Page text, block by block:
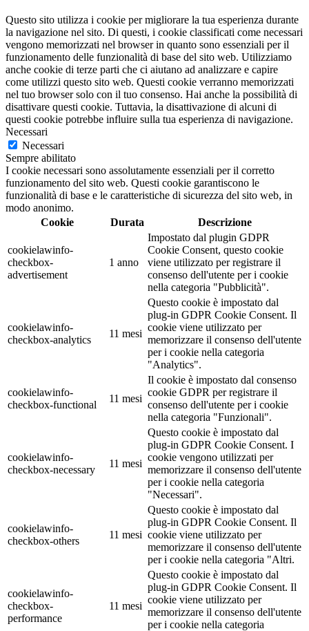
Questo sito utilizza i cookie per migliorare la tua esperienza durante
la navigazione nel sito. Di questi, i cookie classificati come necessari
vengono memorizzati nel browser in quanto sono essenziali per il
funzionamento delle funzionalità di base del sito web. Utilizziamo
anche cookie di terze parti che ci aiutano ad analizzare e capire
come utilizzi questo sito web. Questi cookie verranno memorizzati
nel tuo browser solo con il tuo consenso. Hai anche la possibilità di
disattivare questi cookie. Tuttavia, la disattivazione di alcuni di
questi cookie potrebbe influire sulla tua esperienza di navigazione.
Necessari
Necessari
Sempre abilitato
I cookie necessari sono assolutamente essenziali per il corretto
funzionamento del sito web. Questi cookie garantiscono le
funzionalità di base e le caratteristiche di sicurezza del sito web, in
modo anonimo.
Cookie
Durata Descrizione
cookielawinfo-
checkbox-
advertisement
1 anno
Impostato dal plugin GDPR
Cookie Consent, questo cookie
viene utilizzato per registrare il
consenso dell'utente per i cookie
nella categoria "Pubblicità".
cookielawinfo-
checkbox-analytics
11 mesi
Questo cookie è impostato dal
plug-in GDPR Cookie Consent. Il
cookie viene utilizzato per
memorizzare il consenso dell'utente
per i cookie nella categoria
"Analytics".
cookielawinfo-
checkbox-functional
11 mesi
Il cookie è impostato dal consenso
cookie GDPR per registrare il
consenso dell'utente per i cookie
nella categoria "Funzionali".
cookielawinfo-
checkbox-necessary
11 mesi
Questo cookie è impostato dal
plug-in GDPR Cookie Consent. I
cookie vengono utilizzati per
memorizzare il consenso dell'utente
per i cookie nella categoria
"Necessari".
cookielawinfo-
checkbox-others
11 mesi
Questo cookie è impostato dal
plug-in GDPR Cookie Consent. Il
cookie viene utilizzato per
memorizzare il consenso dell'utente
per i cookie nella categoria "Altri.
cookielawinfo-
checkbox-
performance
11 mesi
Questo cookie è impostato dal
plug-in GDPR Cookie Consent. Il
cookie viene utilizzato per
memorizzare il consenso dell'utente
per i cookie nella categoria